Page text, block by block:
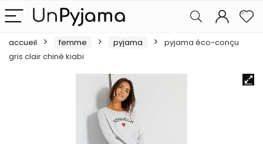
accueil femme pyjama
pyjama éco-conçu
gris clair chiné kiabi